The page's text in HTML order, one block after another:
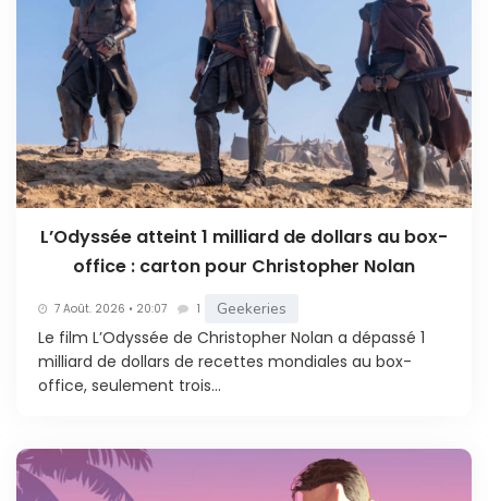
L’Odyssée atteint 1 milliard de dollars au box-
office : carton pour Christopher Nolan
7 Août. 2026 • 20:07 1 Geekeries
Le film L’Odyssée de Christopher Nolan a dépassé 1
milliard de dollars de recettes mondiales au box-
office, seulement trois...